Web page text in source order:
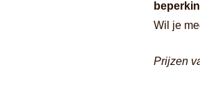
Wil je
Prijzen